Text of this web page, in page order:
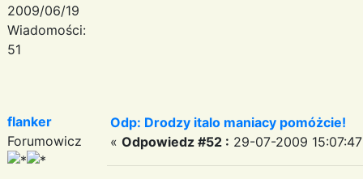
2009/06/19
Wiadomości:
51
flanker
Forumowicz
Odp: Drodzy italo maniacy pomóżcie!
« Odpowiedz #52 : 29-07-2009